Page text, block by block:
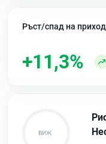
Ръст/спад на
+11,3%